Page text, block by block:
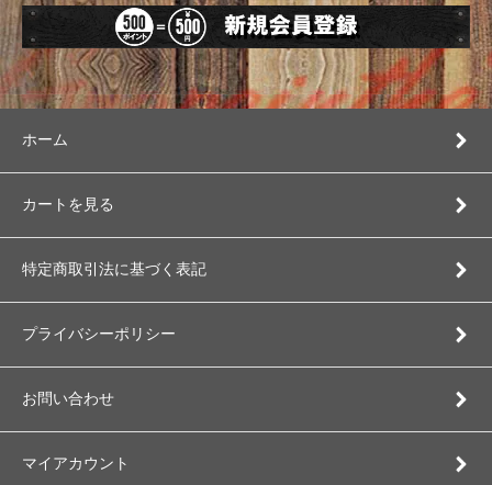
ホーム
カートを見る
特定商取引法に基づく表記
プライバシーポリシー
お問い合わせ
マイアカウント